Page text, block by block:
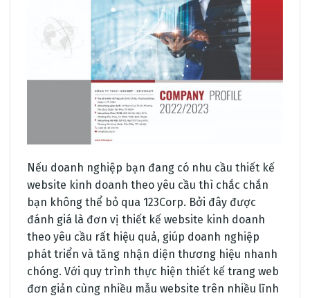
Nếu doanh nghiệp bạn đang có nhu cầu thiết kế
website kinh doanh theo yêu cầu thì chắc chắn
bạn không thể bỏ qua 123Corp. Bởi đây được
đánh giá là đơn vị thiết kế website kinh doanh
theo yêu cầu rất hiệu quả, giúp doanh nghiệp
phát triển và tăng nhận diện thương hiệu nhanh
chóng. Với quy trình thực hiện thiết kế trang web
đơn giản cùng nhiều mẫu website trên nhiều lĩnh